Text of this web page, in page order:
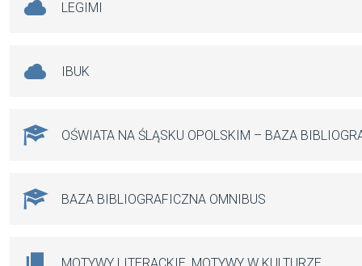
LEGIMI
IBUK
OŚWIATA NA ŚLĄSKU OPOLSKIM – BAZA
BAZA BIBLIOGRAFICZNA OMNIBUS
MOTYWY LITERACKIE, MOTYWY W KULTURZE